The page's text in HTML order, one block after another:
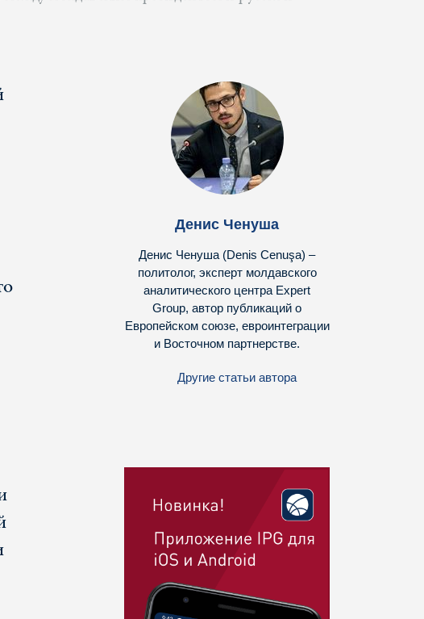
Денис Ченуша
Денис Ченуша (Denis Cenuşa) –
политолог, эксперт молдавского
аналитического центра Expert
Group, автор публикаций о
Европейском союзе, евроинтеграции
и Восточном партнерстве.
Другие статьи автора